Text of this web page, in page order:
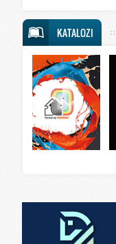
Svet sporta
Svet tehnike
Svet ugostiteljstva
Svet zabave i
Svet zanimljivosti
Svet zdravlja
KATALOZI